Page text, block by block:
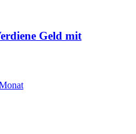
Geld mit